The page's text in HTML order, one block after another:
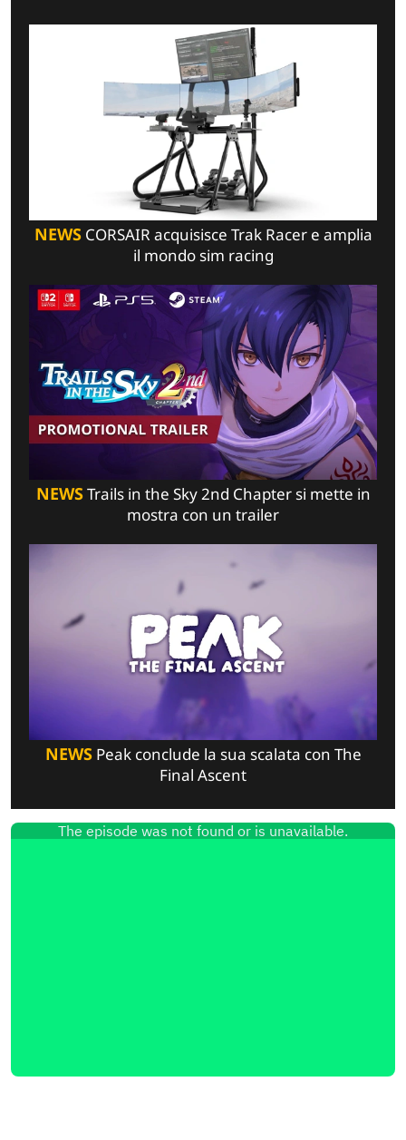
NEWSCORSAIR acquisisce Trak Racer e amplia
il mondo sim racing
NEWSTrails in the Sky 2nd Chapter si mette in
mostra con un trailer
NEWSPeak conclude la sua scalata con The
Final Ascent